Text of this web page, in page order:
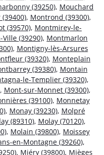
(39250), Mouchard
, Montrond (39300),
(39570), Montmirey-le-
(39290), Montmarlon
, Montigny-lès-Arsures
(39320), Monteplain
(39380), Montain
le-Templier (39320),
, Mont-sur-Monnet (39300),
(39100), Monnetay
, Monay (39230), Molpré
(89310), Molay (70120),
, Molain (39800), Moissey
en-Montagne (39260),
, Miéry (39800), Mièges